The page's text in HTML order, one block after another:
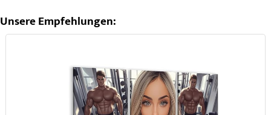
Unsere Empfehlungen: